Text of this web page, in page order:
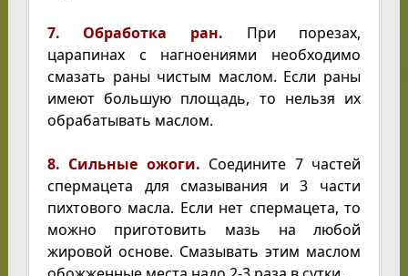
7. Обработка ран.
При порезах,
царапинах с нагноениями необходимо
смазать раны чистым маслом. Если раны
имеют большую площадь, то нельзя их
обрабатывать маслом.
8. Сильные ожоги. Соедините 7 частей
спермацета для смазывания и 3 части
пихтового масла. Если нет спермацета, то
можно приготовить мазь на любой
жировой основе. Смазывать этим маслом